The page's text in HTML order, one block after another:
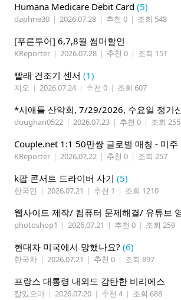
Humana Medicare Debit Card (5)
daphne30 | 2026.07.28 | 추천 0 | 조회 548
[푸른투어] 6,7,8월 썸머할인
KReporter | 2026.07.28 | 추천 0 | 조회 151
빨래 건조기 센서 (1)
지오 | 2026.07.24 | 추천 0 | 조회 607
doughan0522 | 2026.07.23 | 추천 0 | 조회 255
KReporter | 2026.07.22 | 추천 0 | 조회 257
k팝 콘서트 드라이버 사기 (5)
한국인 | 2026.07.21 | 추천 1 | 조회 1210
photoshop1 | 2026.07.21 | 추천 0 | 조회 259
현대차 미국에서 망했나요? (6)
한국차 | 2026.07.21 | 추천 0 | 조회 897
프랑스 대통령 내외도 감탄한 비리에스
칼있으마 | 2026.07.20 | 추천 4 | 조회 688